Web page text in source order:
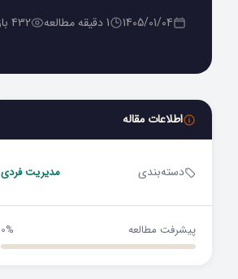
1405/01/04 1 دقیقه مطالعه 432 بازدید
اطلاعات مقاله
دسته‌بندی مدیریت فردی
پیشرفت مطالعه 0%